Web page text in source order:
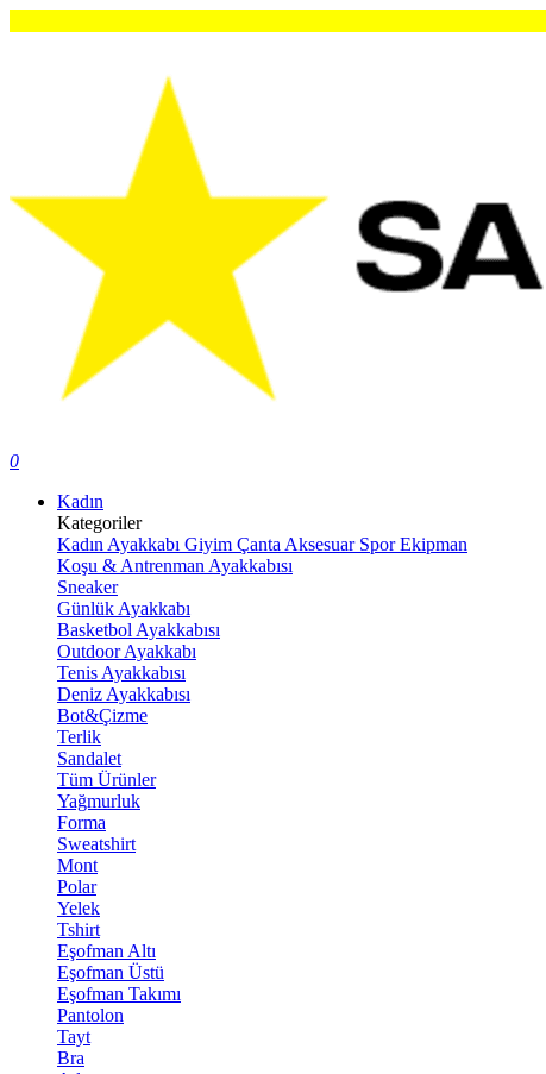
0
Kadın
Kategoriler
Kadın Ayakkabı Giyim Çanta Aksesuar Spor Ekipman
Koşu & Antrenman Ayakkabısı
Sneaker
Günlük Ayakkabı
Basketbol Ayakkabısı
Outdoor Ayakkabı
Tenis Ayakkabısı
Deniz Ayakkabısı
Bot&Çizme
Terlik
Sandalet
Tüm Ürünler
Yağmurluk
Forma
Sweatshirt
Mont
Polar
Yelek
Tshirt
Eşofman Altı
Eşofman Üstü
Eşofman Takımı
Pantolon
Tayt
Bra